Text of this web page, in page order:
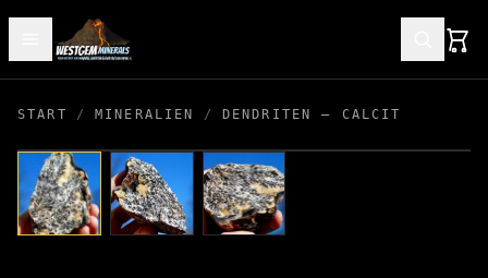
START / MINERALIEN / DENDRITEN – CALCIT